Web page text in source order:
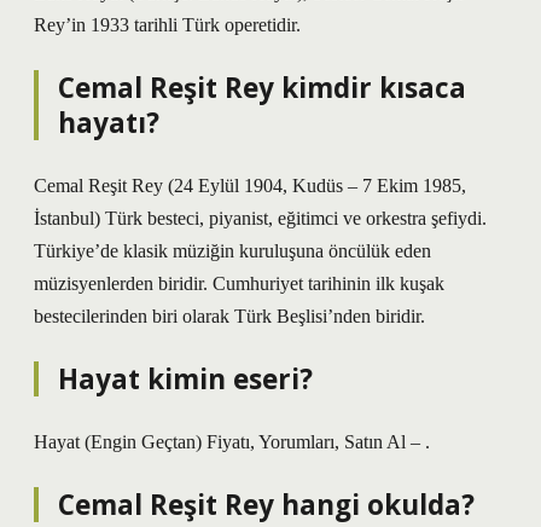
Rey’in 1933 tarihli Türk operetidir.
Cemal Reşit Rey kimdir kısaca
hayatı?
Cemal Reşit Rey (24 Eylül 1904, Kudüs – 7 Ekim 1985,
İstanbul) Türk besteci, piyanist, eğitimci ve orkestra şefiydi.
Türkiye’de klasik müziğin kuruluşuna öncülük eden
müzisyenlerden biridir. Cumhuriyet tarihinin ilk kuşak
bestecilerinden biri olarak Türk Beşlisi’nden biridir.
Hayat kimin eseri?
Hayat (Engin Geçtan) Fiyatı, Yorumları, Satın Al – .
Cemal Reşit Rey hangi okulda?